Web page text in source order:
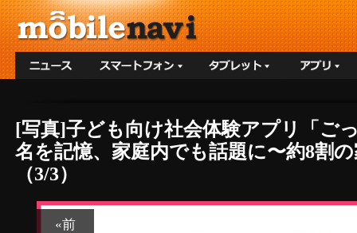
[写真]子ども向け社会体験アプリ「ご
名を記憶、家庭内でも話題に〜約8割
（3/3）
«前